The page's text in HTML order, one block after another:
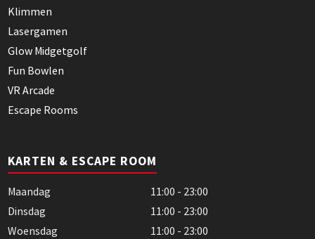
Klimmen
Lasergamen
Glow Midgetgolf
Fun Bowlen
VR Arcade
Escape Rooms
KARTEN & ESCAPE ROOM
Maandag
11:00 - 23:00
Dinsdag
11:00 - 23:00
Woensdag
11:00 - 23:00